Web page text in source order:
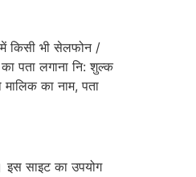
में किसी भी सेलफोन /
पता लगाना नि: शुल्क
का नाम, पता
इस साइट का उपयोग